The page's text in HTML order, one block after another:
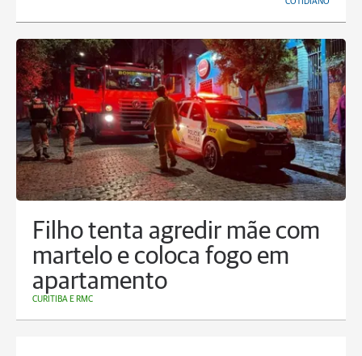
Filho tenta agredir mãe com
martelo e coloca fogo em
apartamento
CURITIBA E RMC